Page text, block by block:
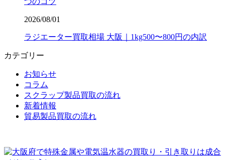
2026/08/01
ラジエーター買取相場 大阪｜1kg500〜800円の内訳
カテゴリー
お知らせ
コラム
スクラップ製品買取の流れ
新着情報
貿易製品買取の流れ